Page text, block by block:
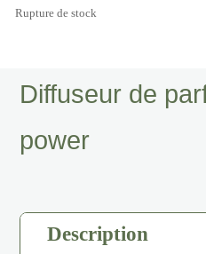
Rupture de stock
Diffuseur de
power
Description